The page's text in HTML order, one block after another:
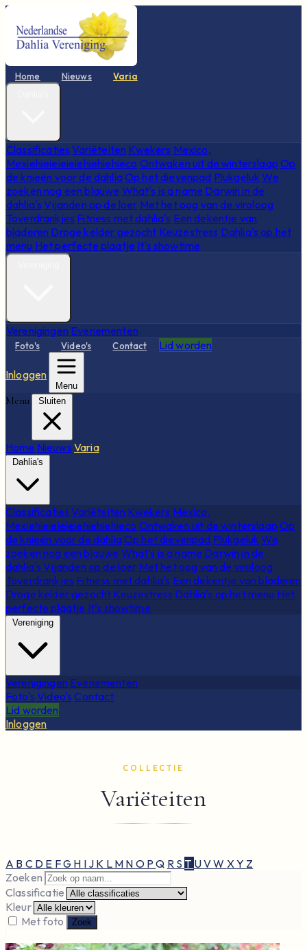
Home Nieuws Varia
Classificaties Variëteiten Kwekers Mexico,
Mexiehieieieieiehiehiehieco Ontwaken uit de winterslaap Op
de knieën voor de dahliaOp het dievenpad Plukgeluk We
zoeken nog een blauwe What's is a name Darwin in de
dahlia's Vijanden op de loer Met het oog van de viroloog
Toverdrankjes Fitness met dahlia's Een dekentje van
bladeren Droge kelder gezocht Keuzestress Dahlia's op het
menu Het perfecte plaatje It's showtime
Verenigingen Evenementen
Foto's Video's Contact Lid worden
Inloggen
Menu
Menu Sluiten
Home Nieuws Varia
Dahlia's
Classificaties Variëteiten Kwekers Mexico,
Mexiehieieieieiehiehiehieco Ontwaken uit de winterslaap Op
de knieën voor de dahliaOp het dievenpad Plukgeluk We
zoeken nog een blauwe What's is a name Darwin in de
dahlia's Vijanden op de loer Met het oog van de viroloog
Toverdrankjes Fitness met dahlia's Een dekentje van bladeren
Droge kelder gezocht Keuzestress Dahlia's op het menu Het
perfecte plaatje It's showtime
Vereniging
Verenigingen Evenementen
Foto's Video's Contact
Lid worden
Inloggen
COLLECTIE
Variëteiten
A B C D E FG H I J K L M N O PQ R S T UVW XY Z
Zoeken
Classificatie
Kleur
Met foto
Zoek